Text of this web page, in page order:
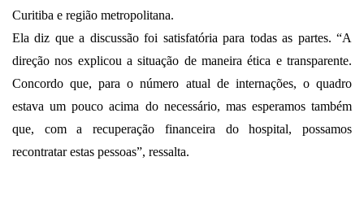
Curitiba e região metropolitana.
Ela diz que a discussão foi satisfatória para todas as partes. “A
direção nos explicou a situação de maneira ética e transparente.
Concordo que, para o número atual de internações, o quadro
estava um pouco acima do necessário, mas esperamos também
que, com a recuperação financeira do hospital, possamos
recontratar estas pessoas”, ressalta.